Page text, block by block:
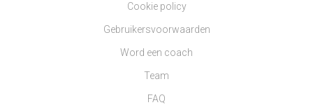
Cookie policy
Gebruikersvoorwaarden
Word een coach
Team
FAQ